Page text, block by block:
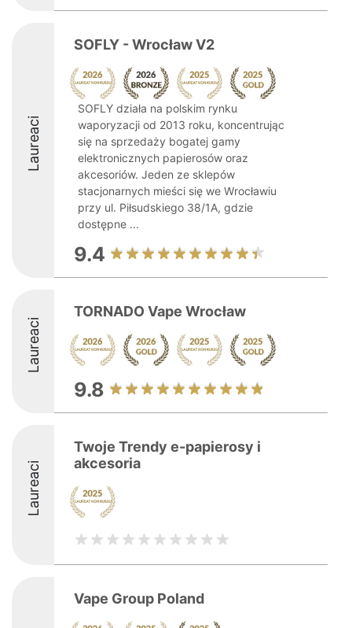
Laureaci
SOFLY - Wrocław V2
SOFLY działa na polskim rynku
waporyzacji od 2013 roku, koncentrując
się na sprzedaży bogatej gamy
elektronicznych papierosów oraz
akcesoriów. Jeden ze sklepów
stacjonarnych mieści się we Wrocławiu
przy ul. Piłsudskiego 38/1A, gdzie
dostępne ...
9.4
Laureaci
TORNADO Vape Wrocław
9.8
Laureaci
Twoje Trendy e-papierosy i
akcesoria
Vape Group Poland